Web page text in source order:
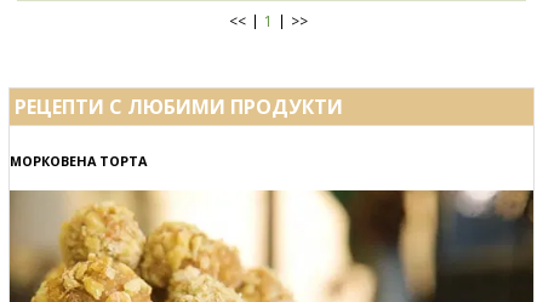
<< 1 >>
РЕЦЕПТИ С ЛЮБИМИ ПРОДУКТИ
МОРКОВЕНА ТОРТА